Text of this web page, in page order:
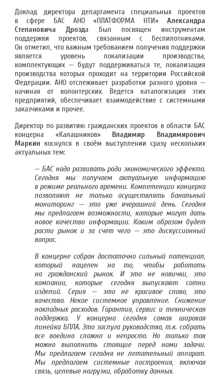
Доклад директора департамента специальных проектов
в сфере БАС АНО «ПЛАТФОРМА НТИ» Александра
Степановича Дрозда был посвящен инструментам
поддержки проектов, связанным с беспилотниками.
Он отметил, что важным требованием получения поддержки
является уровень локализации производства,
комплектующих — будут поддерживаться те, локализация
производства которых проходит на территории Российской
Федерации. АНО отслеживает разработки разного уровня —
начиная от волонтерских. Ведется каталогизация этих
предприятий, обеспечивает взаимодействие с системными
заказчиками и прочее.
Директор по развитию гражданских проектов в области БАС
концерна «Калашников» Владимир Владимирович
Маркин коснулся в своём выступлении сразу нескольких
актуальных тем:
— БАС надо развивать ради экономического эффекта.
Сегодня мы получаем актуальную информацию
в режиме реального времени. Компетенции концерна
позволяют не только осуществлять банальный
мониторинг — это уже вчерашний день. Сегодня
мы предлагаем возможности, которые могут дать
новое качество информации. Каким образом будет
расти рынок и за счет чего — это дискуссионный
вопрос.
В концерне собран достаточно сильный потенциал,
который нацелен на то, чтобы работать
на гражданский рынок. И это не новички, это
компании, которые сегодня выпускают сотни
изделий. Серия — это не красивое слово, это
качество. Некое системное управление. Снижение
накладных расходов. Гарантия, сервис и техническая
поддержка. У концерна сегодня самая широкая
линейка БПЛА. Это заслуга руководства, т.к. собрать
все воедино сложно и непросто. Но только так
можно выполнить стоящие перед нами задачи.
Мы предлагаем сегодня не летательный аппарат.
Мы предлагаем системные построения, включая
связь, целевые нагрузки, обработку данных.